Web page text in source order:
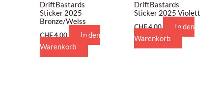
DriftBastards
Sticker 2025
Bronze/Weiss
CHF4,00
In den
Warenkorb
DriftBastards
Sticker 2025 Violett
CHF4,00
In den
Warenkorb